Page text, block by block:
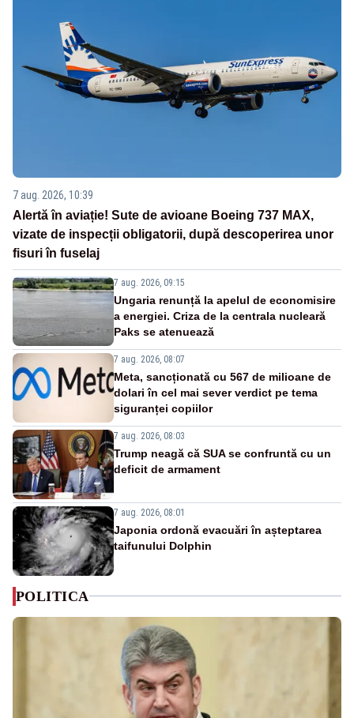
7 aug. 2026, 10:39
Alertă în aviație! Sute de avioane Boeing 737 MAX,
vizate de inspecții obligatorii, după descoperirea unor
fisuri în fuselaj
7 aug. 2026, 09:15
Ungaria renunță la apelul de economisire
a energiei. Criza de la centrala nucleară
Paks se atenuează
7 aug. 2026, 08:07
Meta, sancționată cu 567 de milioane de
dolari în cel mai sever verdict pe tema
siguranței copiilor
7 aug. 2026, 08:03
Trump neagă că SUA se confruntă cu un
deficit de armament
7 aug. 2026, 08:01
Japonia ordonă evacuări în așteptarea
taifunului Dolphin
POLITICA